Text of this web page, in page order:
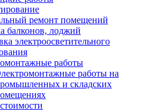
ремонт помещений
балконов, лоджий
электроосветительного
работы
работы на
и складских